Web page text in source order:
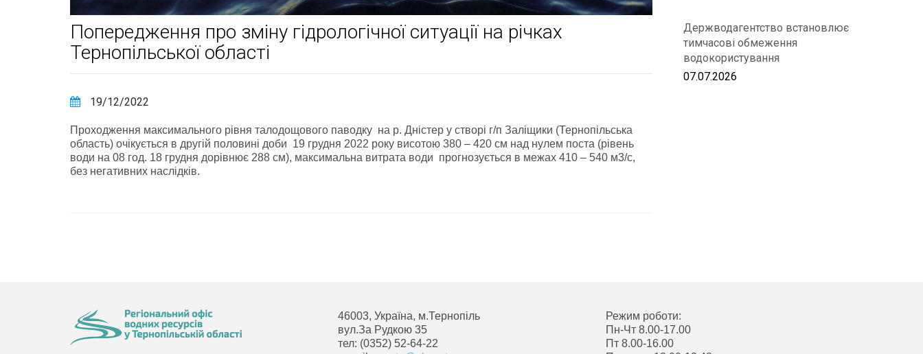
Попередження про зміну гідрологічної ситуації на річках
Тернопільської області
19/12/2022
Проходження максимального рiвня талодощового паводку на р. Днiстер у створi г/п Залiщики (Тернопiльська
область) очiкується в другiй половинi доби 19 грудня 2022 року висотою 380 – 420 см над нулем поста (рiвень
води на 08 год. 18 грудня дорівнює 288 см), максимальна витрата води прогнозується в межах 410 – 540 м3/с,
без негативних наслідків.
Держводагентство встановлює
тимчасові обмеження
водокористування
07.07.2026
46003, Україна, м.Тернопіль
вул.За Рудкою 35
тел: (0352) 52-64-22
Режим роботи:
Пн-Чт 8.00-17.00
Пт 8.00-16.00